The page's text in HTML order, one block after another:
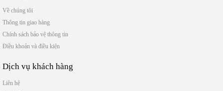
Về chúng tôi
Thông tin giao hàng
Chính sách bảo vệ thông tin
Điều khoản và điều kiện
Dịch vụ khách hàng
Liên hệ